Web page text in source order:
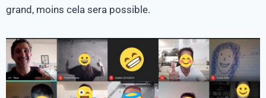
grand, moins cela sera possible.